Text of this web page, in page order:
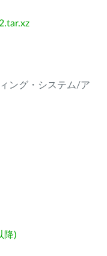
ング・システム/ア
降)